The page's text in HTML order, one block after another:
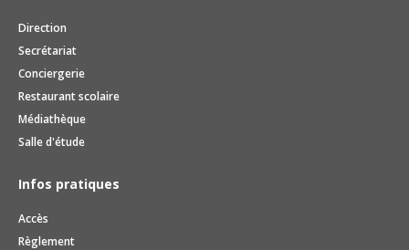
Direction
Secrétariat
Conciergerie
Restaurant scolaire
Médiathèque
Salle d'étude
Infos pratiques
Accès
Règlement